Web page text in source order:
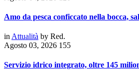
Amo da pesca conficcato nella bocca,
in Attualità by Red.
Agosto 03, 2026 155
Servizio idrico integrato, oltre 145